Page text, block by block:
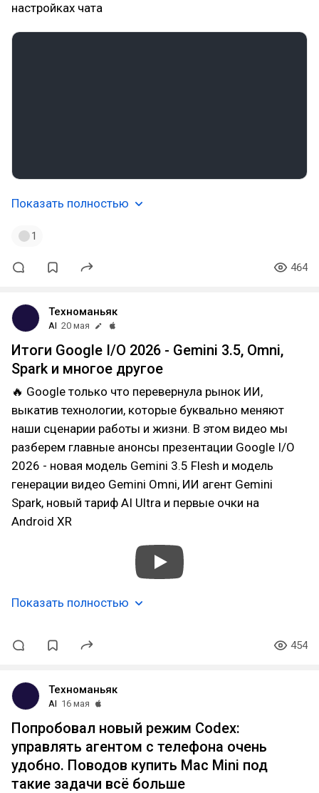
настройках чата
Показать полностью
1
464
Техноманьяк
AI 20 мая
Итоги Google I/O 2026 - Gemini 3.5, Omni,
Spark и многое другое
🔥 Google только что перевернула рынок ИИ,
выкатив технологии, которые буквально меняют
наши сценарии работы и жизни. В этом видео мы
разберем главные анонсы презентации Google I/O
2026 - новая модель Gemini 3.5 Flesh и модель
генерации видео Gemini Omni, ИИ агент Gemini
Spark, новый тариф AI Ultra и первые очки на
Android XR
Показать полностью
454
Техноманьяк
AI 16 мая
Попробовал новый режим Codex:
управлять агентом с телефона очень
удобно. Поводов купить Mac Mini под
такие задачи всё больше